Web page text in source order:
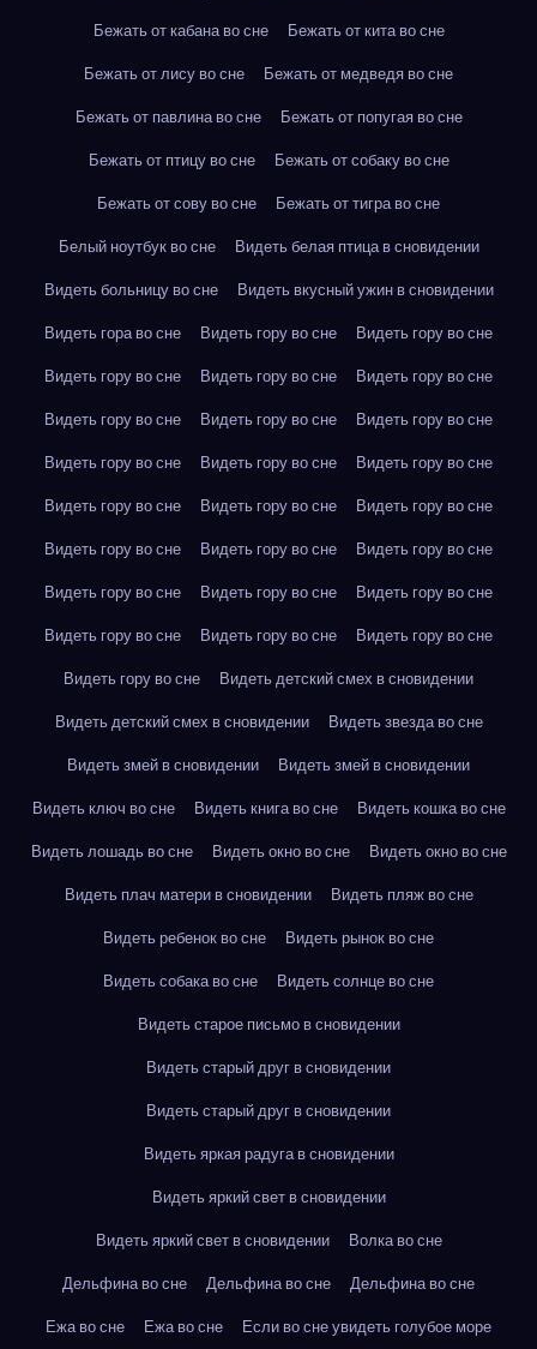
Бежать от кабана во сне
Бежать от кита во сне
Бежать от лису во сне
Бежать от медведя во сне
Бежать от павлина во сне
Бежать от попугая во сне
Бежать от птицу во сне
Бежать от собаку во сне
Бежать от сову во сне
Бежать от тигра во сне
Белый ноутбук во сне
Видеть белая птица в сновидении
Видеть больницу во сне
Видеть вкусный ужин в сновидении
Видеть гора во сне
Видеть гору во сне
Видеть гору во сне
Видеть гору во сне
Видеть гору во сне
Видеть гору во сне
Видеть гору во сне
Видеть гору во сне
Видеть гору во сне
Видеть гору во сне
Видеть гору во сне
Видеть гору во сне
Видеть гору во сне
Видеть гору во сне
Видеть гору во сне
Видеть гору во сне
Видеть гору во сне
Видеть гору во сне
Видеть гору во сне
Видеть гору во сне
Видеть гору во сне
Видеть гору во сне
Видеть гору во сне
Видеть гору во сне
Видеть гору во сне
Видеть детский смех в сновидении
Видеть детский смех в сновидении
Видеть звезда во сне
Видеть змей в сновидении
Видеть змей в сновидении
Видеть ключ во сне
Видеть книга во сне
Видеть кошка во сне
Видеть лошадь во сне
Видеть окно во сне
Видеть окно во сне
Видеть плач матери в сновидении
Видеть пляж во сне
Видеть ребенок во сне
Видеть рынок во сне
Видеть собака во сне
Видеть солнце во сне
Видеть старое письмо в сновидении
Видеть старый друг в сновидении
Видеть старый друг в сновидении
Видеть яркая радуга в сновидении
Видеть яркий свет в сновидении
Видеть яркий свет в сновидении
Волка во сне
Дельфина во сне
Дельфина во сне
Дельфина во сне
Ежа во сне
Ежа во сне Если во сне увидеть голубое море